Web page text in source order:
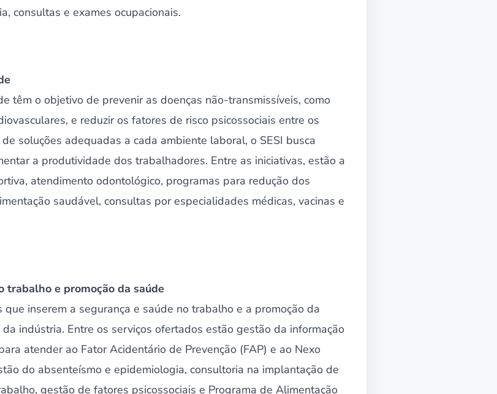
consultas e exames ocupacionais.
têm o objetivo de prevenir as doenças não-transmissíveis, como
e reduzir os fatores de risco psicossociais entre os
soluções adequadas a cada ambiente laboral, o SESI busca
a produtividade dos trabalhadores. Entre as iniciativas, estão a
atendimento odontológico, programas para redução dos
saudável, consultas por especialidades médicas, vacinas e
trabalho e promoção da saúde
que inserem a segurança e saúde no trabalho e a promoção da
indústria. Entre os serviços ofertados estão gestão da informação
atender ao Fator Acidentário de Prevenção (FAP) e ao Nexo
do absenteísmo e epidemiologia, consultoria na implantação de
gestão de fatores psicossociais e Programa de Alimentação